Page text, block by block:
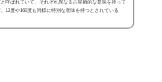
と呼ばれていて、それぞれ異なる占星術的な意味を持って
12度や160度も同様に特別な意味を持つとされている